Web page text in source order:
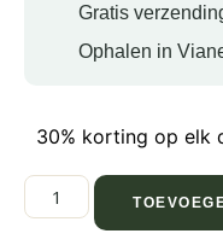
Gratis
Ophalen in
30% korting op elk